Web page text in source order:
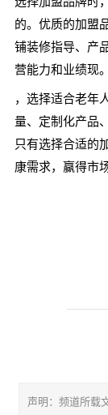
的。优质的加盟
铺装修指导、产
营能力和业绩现。
，选择适合老年
量、定制化产品
只有选择合适的
康需求，赢得市
声明：频道所载